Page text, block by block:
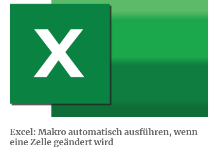
Excel: Makro automatisch ausführen, wenn
eine Zelle geändert wird